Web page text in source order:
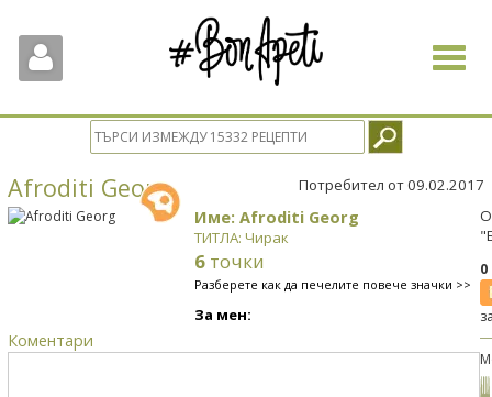
Toggle
Afroditi Georg Потребител от 09.02.2017
Име: Afroditi Georg
ТИТЛА: Чирак
6 точки
Разберете как да печелите повече значки >>
За мен:
Коментари